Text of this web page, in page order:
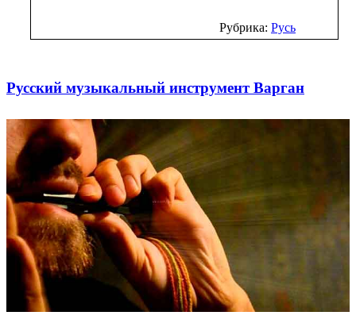
Рубрика: Русь
Русский музыкальный инструмент Варган